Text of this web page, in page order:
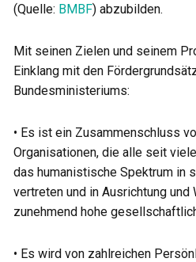
(Quelle: BMBF) abzubilden.
Mit seinen Zielen und seinem
Einklang mit den
Bundesministeriums:
• Es ist ein Zusammenschluss
Organisationen, die alle seit
das humanistische Spektrum in
vertreten und in Ausrichtung
zunehmend hohe
• Es wird von zahlreichen